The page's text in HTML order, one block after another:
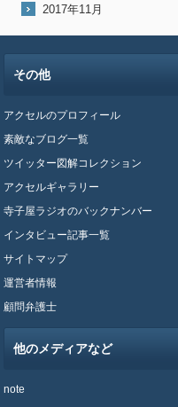
2017年11月
その他
アクセルのプロフィール
素敵なブログ一覧
ツイッター図解コレクション
アクセルギャラリー
寺子屋ラジオのバックナンバー
インタビュー記事一覧
サイトマップ
運営者情報
顧問弁護士
他のメディアなど
note